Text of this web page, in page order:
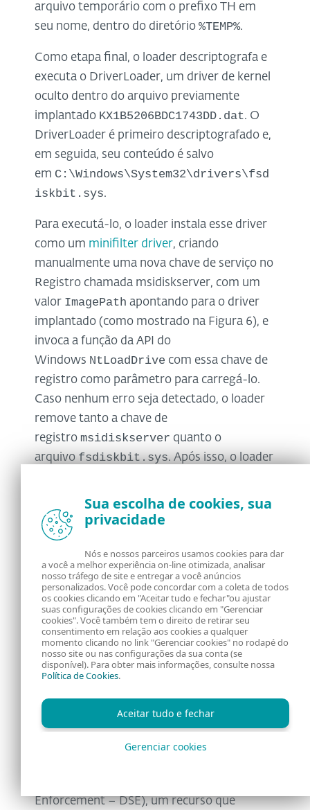
arquivo temporário com o prefixo TH em
seu nome, dentro do diretório %TEMP%.
Como etapa final, o loader descriptografa e
executa o DriverLoader, um driver de kernel
oculto dentro do arquivo previamente
implantado KX1B5206BDC1743DD.dat. O
DriverLoader é primeiro descriptografado e,
em seguida, seu conteúdo é salvo
em C:\Windows\System32\drivers\fsd
iskbit.sys.
Para executá-lo, o loader instala esse driver
como um minifilter driver, criando
manualmente uma nova chave de serviço no
Registro chamada msidiskserver, com um
valor ImagePath apontando para o driver
implantado (como mostrado na Figura 6), e
invoca a função da API do
Windows NtLoadDrive com essa chave de
registro como parâmetro para carregá-lo.
Caso nenhum erro seja detectado, o loader
remove tanto a chave de
registro msidiskserver quanto o
arquivofsdiskbit.sys. Após isso, o loader
Figura 6.Chave de registro de serviço criada
pelo loader WIN_DRV do SprySOCKS.
Driver DriverLoader
Antes de abordar a funcionalidade do
DriverLoader, é importante destacar um
ponto: com o lançamento do Windows
Enforcement – DSE), um recurso que
Sua escolha de cookies, sua
privacidade
Nós e nossos parceiros usamos cookies para dar
a você a melhor experiência on-line otimizada, analisar
nosso tráfego de site e entregar a você anúncios
personalizados. Você pode concordar com a coleta de todos
os cookies clicando em "Aceitar tudo e fechar"ou ajustar
suas configurações de cookies clicando em "Gerenciar
cookies". Você também tem o direito de retirar seu
consentimento em relação aos cookies a qualquer
momento clicando no link "Gerenciar cookies" no rodapé do
nosso site ou nas configurações da sua conta (se
disponível). Para obter mais informações, consulte nossa
Política de Cookies.
Aceitar tudo e fechar
Gerenciar cookies